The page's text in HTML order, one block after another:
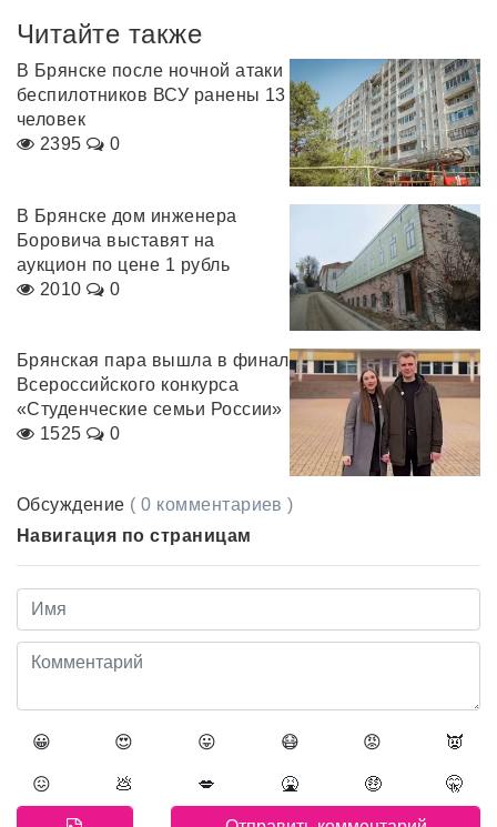
Читайте также
В Брянске после ночной атаки
беспилотников ВСУ ранены 13
человек
2395
0
В Брянске дом инженера
Боровича выставят на
аукцион по цене 1 рубль
2010
0
Брянская пара вышла в финал
Всероссийского конкурса
«Студенческие семьи России»
1525
0
Обсуждение ( 0 комментариев )
Навигация по страницам
😀 😍 😛 😷 😡 👿
😖 💩 💋 🤮 🤑 🤫